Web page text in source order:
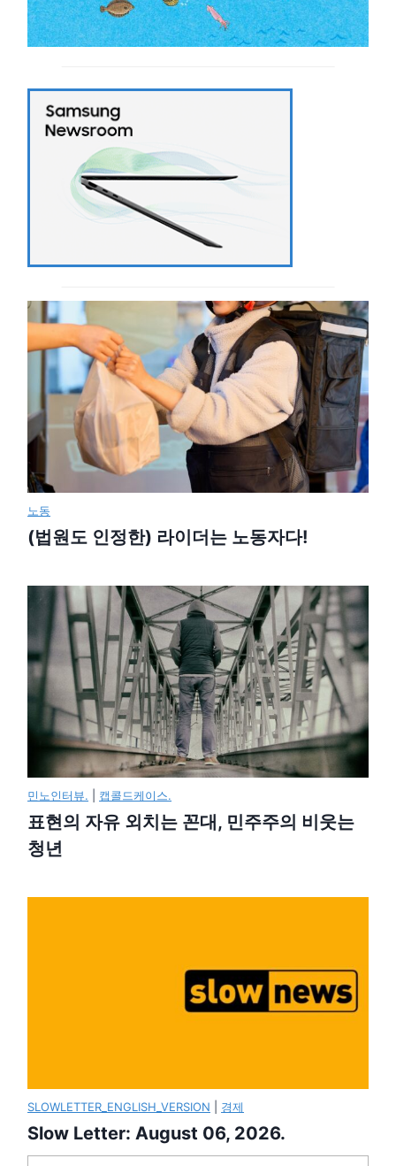
노동
(법원도 인정한) 라이더는 노동자다!
민노인터뷰. 캡콜드케이스.
표현의 자유 외치는 꼰대, 민주주의 비웃는
청년
SLOWLETTER_ENGLISH_VERSION 경제
Slow Letter: August 06, 2026.